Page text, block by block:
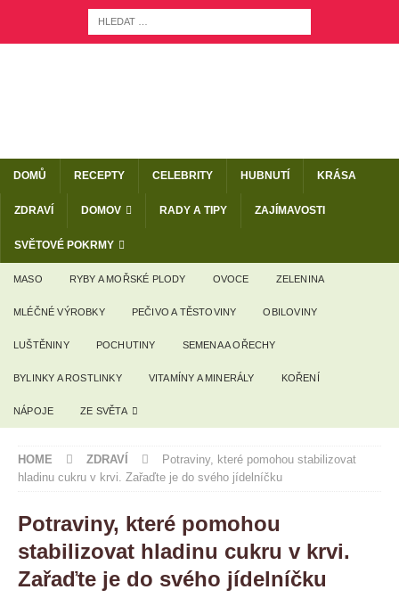
DOMŮ RECEPTY CELEBRITY HUBNUTÍ KRÁSA
ZDRAVÍ DOMOV RADY A TIPY ZAJÍMAVOSTI
SVĚTOVÉ POKRMY
MASO RYBY A MOŘSKÉ PLODY OVOCE ZELENINA
MLÉČNÉ VÝROBKY PEČIVO A TĚSTOVINY OBILOVINY
LUŠTĚNINY POCHUTINY SEMENA A OŘECHY
BYLINKY A ROSTLINKY VITAMÍNY A MINERÁLY KOŘENÍ
NÁPOJE ZE SVĚTA
HOME ZDRAVÍ
Potraviny, které pomohou stabilizovat
hladinu cukru v krvi. Zařaďte je do svého jídelníčku
Potraviny, které pomohou
stabilizovat hladinu cukru v krvi.
Zařaďte je do svého jídelníčku